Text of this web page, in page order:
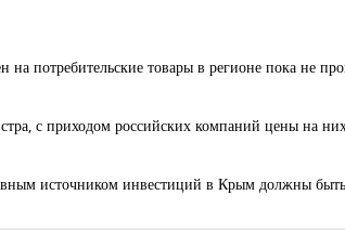
на потребительские товары в регионе пока не
с приходом российских компаний цены на
источником инвестиций в Крым должны